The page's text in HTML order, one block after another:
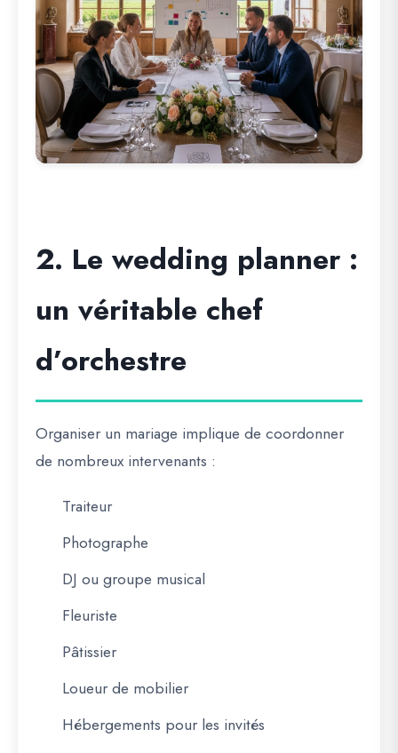
2. Le wedding planner :
un véritable chef
d’orchestre
Organiser un mariage implique de coordonner
de nombreux intervenants :
Traiteur
Photographe
DJ ou groupe musical
Fleuriste
Pâtissier
Loueur de mobilier
Hébergements pour les invités